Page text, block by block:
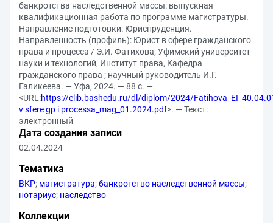
банкротства наследственной массы: выпускная
квалификационная работа по программе магистратуры.
Направление подготовки: Юриспруденция.
Направленность (профиль): Юрист в сфере гражданского
права и процесса / Э.И. Фатихова; Уфимский университет
науки и технологий, Институт права, Кафедра
гражданского права ; научный руководитель И.Г.
Галикеева. — Уфа, 2024. — 88 с. —
<URL:https://elib.bashedu.ru/dl/diplom/2024/
v sfere gp i processa_mag_01.2024.pdf>. — Текст:
электронный
Дата создания записи
02.04.2024
Тематика
ВКР; магистратура;банкротство наследственной массы;
нотариус; наследство
Коллекции